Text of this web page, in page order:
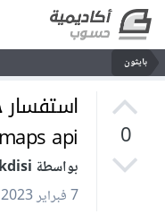
بايثون
0
maps api
بواسطة Zeina Almakdisi
7 فبراير 2023